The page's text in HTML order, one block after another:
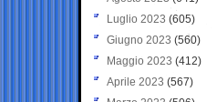
Luglio 2023 (605)
Giugno 2023 (560)
Maggio 2023 (412)
Aprile 2023 (567)